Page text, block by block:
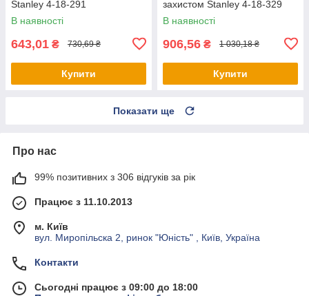
Stanley 4-18-291
В наявності
643,01 ₴ 730,69 ₴
Купити
захистом Stanley 4-18-329
В наявності
906,56 ₴ 1 030,18 ₴
Купити
Показати ще
Про нас
99% позитивних з 306 відгуків за рік
Працює з 11.10.2013
м. Київ
вул. Миропільска 2, ринок "Юність" , Київ, Україна
Контакти
Сьогодні працює з 09:00 до 18:00